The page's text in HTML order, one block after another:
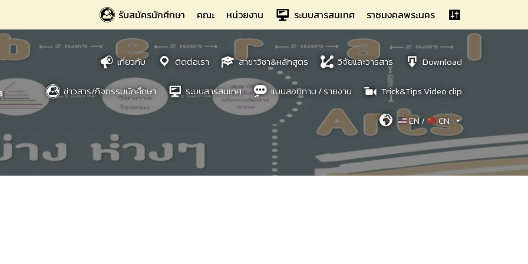
รับสมัครนักศึกษา คณะ หน่วยงาน ระบบสารสนเทศ ราชมงคลพระนคร
เกี่ยวกับ ติดต่อเรา สาขาวิชา&หลักสูตร วิจัยและวารสาร Download
ข่าวสาร/กิจกรรมนักศึกษา ระบบสารสนเทศ แบบสอบถาม / รายงาน Trick&Tips Video clip
EN / CN